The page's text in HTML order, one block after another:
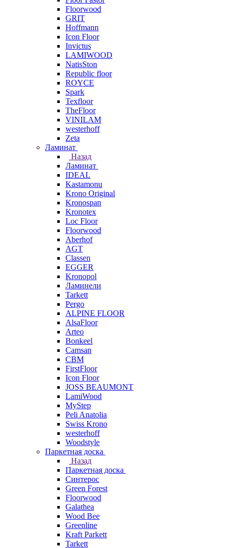
Floorwood
GRIT
Hoffmann
Icon Floor
Invictus
LAMIWOOD
NatisSton
Republic floor
ROYCE
Spark
Texfloor
TheFloor
VINILAM
westerhoff
Zeta
Ламинат
Назад
Ламинат
IDEAL
Kastamonu
Krono Original
Kronospan
Kronotex
Loc Floor
Floorwood
Aberhof
AGT
Classen
EGGER
Kronopol
Ламинели
Tarkett
Pergo
ALPINE FLOOR
AlsaFloor
Arteo
Bonkeel
Camsan
CBM
FirstFloor
Icon Floor
JOSS BEAUMONT
LamiWood
MyStep
Peli Anatolia
Swiss Krono
westerhoff
Woodstyle
Паркетная доска
Назад
Паркетная доска
Синтерос
Green Forest
Floorwood
Galathea
Wood Bee
Greenline
Kraft Parkett
Tarkett